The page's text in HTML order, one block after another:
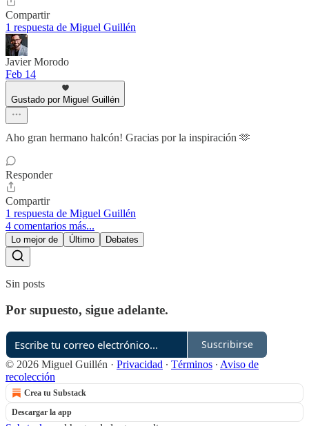
Compartir
1 respuesta de Miguel Guillén
Javier Morodo
Feb 14
Gustado por Miguel Guillén
Aho gran hermano halcón! Gracias por la inspiración 🫶
Responder
Compartir
1 respuesta de Miguel Guillén
4 comentarios más...
Lo mejor de Último Debates
Sin posts
Por supuesto, sigue adelante.
Suscribirse
© 2026 Miguel Guillén · Privacidad ∙ Términos ∙ Aviso de
recolección
Crea tu Substack
Descargar la app